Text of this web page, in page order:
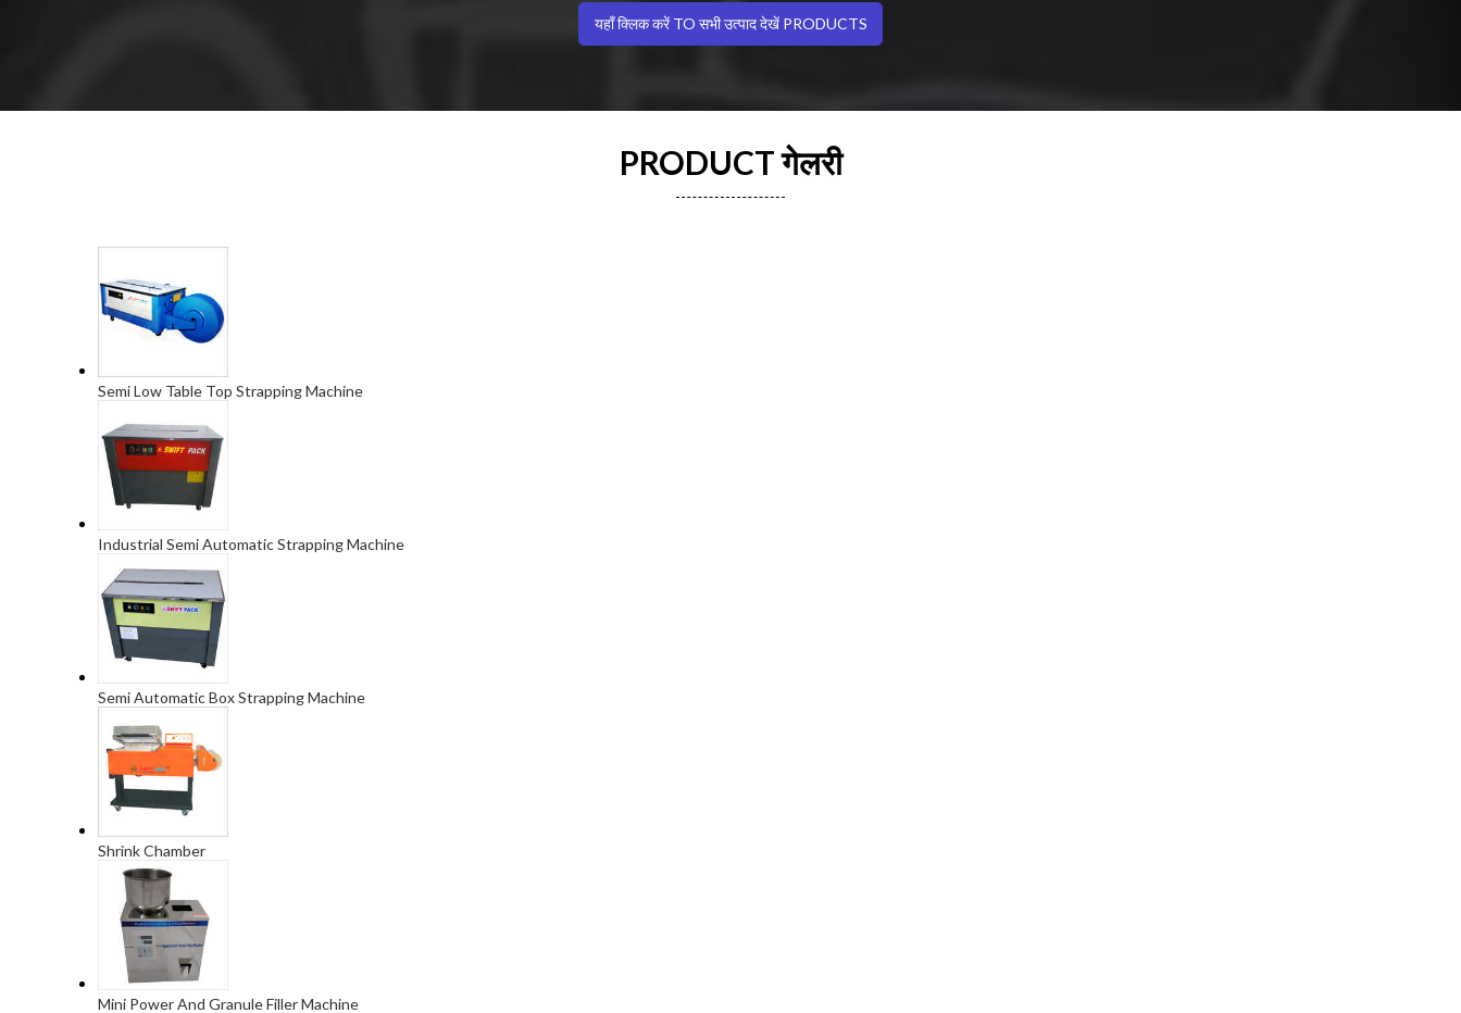
यहाँ क्लिक करें TO सभी उत्पाद देखें PRODUCTS
PRODUCT गेलरी
Semi Low Table Top Strapping Machine
Industrial Semi Automatic Strapping Machine
Semi Automatic Box Strapping Machine
Shrink Chamber
Mini Power And Granule Filler Machine